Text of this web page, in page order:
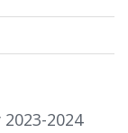
2024